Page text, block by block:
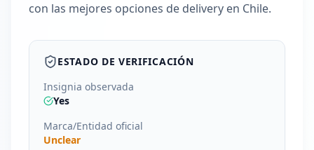
con las mejores opciones de delivery en Chile.
ESTADO DE VERIFICACIÓN
Insignia observada
Yes
Marca/Entidad oficial
Unclear